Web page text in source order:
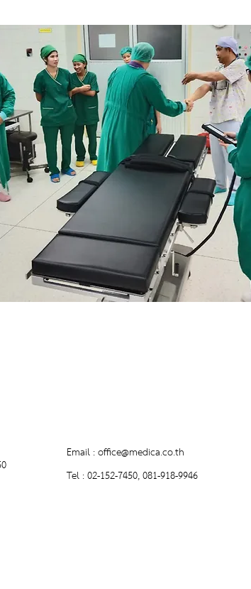
Email :office@medica.co.th
Tel : 02-152-7450, 081-918-9946